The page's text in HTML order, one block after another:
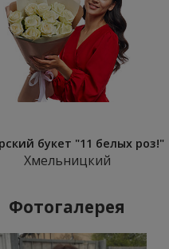
букет "11 белых роз!"
Хмельницкий
Фотогалерея